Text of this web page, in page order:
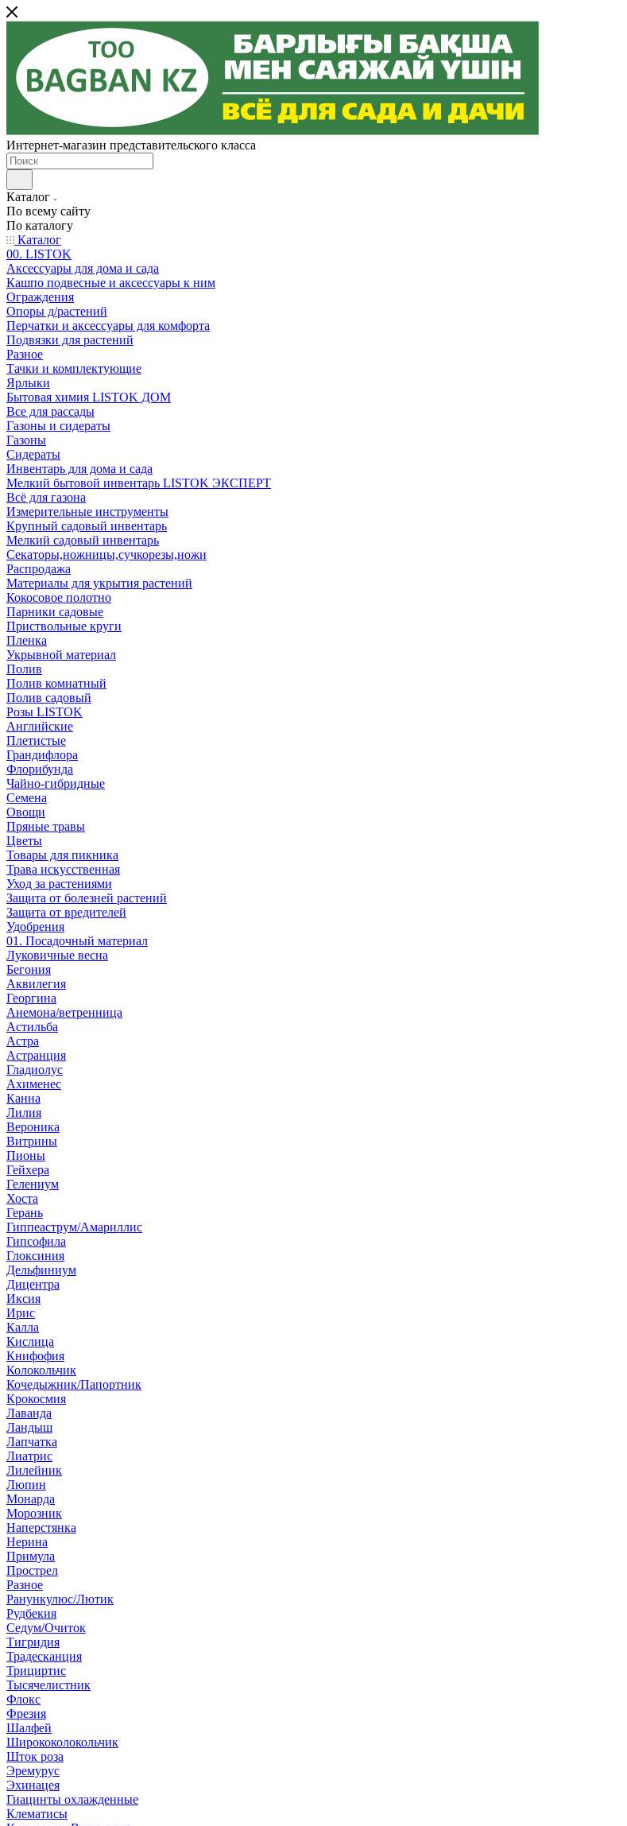
Интернет-магазин представительского класса
Каталог
По всему сайту
По каталогу
Каталог
00. LISTOK
Аксессуары для дома и сада
Кашпо подвесные и аксессуары к ним
Ограждения
Опоры д/растений
Перчатки и аксессуары для комфорта
Подвязки для растений
Разное
Тачки и комплектующие
Ярлыки
Бытовая химия LISTOK ДОМ
Все для рассады
Газоны и сидераты
Газоны
Сидераты
Инвентарь для дома и сада
Мелкий бытовой инвентарь LISTOK ЭКСПЕРТ
Всё для газона
Измерительные инструменты
Крупный садовый инвентарь
Мелкий садовый инвентарь
Секаторы,ножницы,сучкорезы,ножи
Распродажа
Материалы для укрытия растений
Кокосовое полотно
Парники садовые
Приствольные круги
Пленка
Укрывной материал
Полив
Полив комнатный
Полив садовый
Розы LISTOK
Английские
Плетистые
Грандифлора
Флорибунда
Чайно-гибридные
Семена
Овощи
Пряные травы
Цветы
Товары для пикника
Трава искусственная
Уход за растениями
Защита от болезней растений
Защита от вредителей
Удобрения
01. Посадочный материал
Луковичные весна
Бегония
Аквилегия
Георгина
Анемона/ветренница
Астильба
Астра
Астранция
Гладиолус
Ахименес
Канна
Лилия
Вероника
Витрины
Пионы
Гейхера
Гелениум
Хоста
Герань
Гиппеаструм/Амариллис
Гипсофила
Глоксиния
Дельфиниум
Дицентра
Иксия
Ирис
Калла
Кислица
Книфофия
Колокольчик
Кочедыжник/Папортник
Крокосмия
Лаванда
Ландыш
Лапчатка
Лиатрис
Лилейник
Люпин
Монарда
Морозник
Наперстянка
Нерина
Примула
Прострел
Разное
Ранункулюс/Лютик
Рудбекия
Седум/Очиток
Тигридия
Традесканция
Трициртис
Тысячелистник
Флокс
Фрезия
Шалфей
Ширококолокольчик
Шток роза
Эремурус
Эхинацея
Гиацинты охлажденные
Клематисы